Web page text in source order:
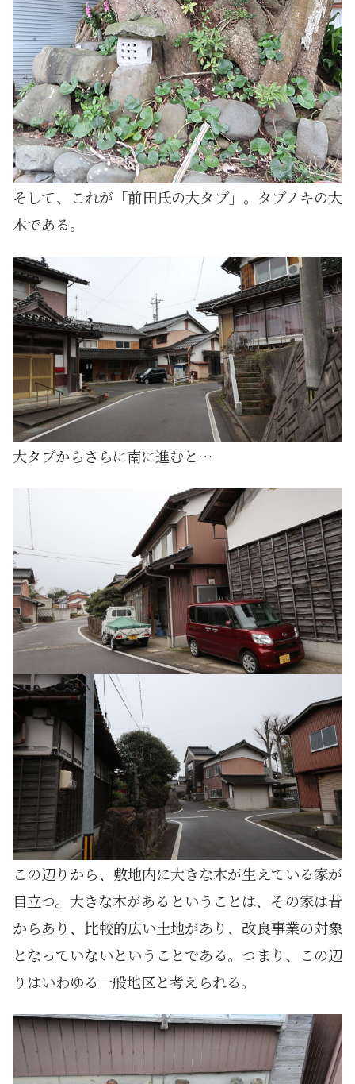
そして、これが「前田氏の大タブ」。タブノキの大
木である。
大タブからさらに南に進むと…
この辺りから、敷地内に大きな木が生えている家が
目立つ。大きな木があるということは、その家は昔
からあり、比較的広い土地があり、改良事業の対象
となっていないということである。つまり、この辺
りはいわゆる一般地区と考えられる。